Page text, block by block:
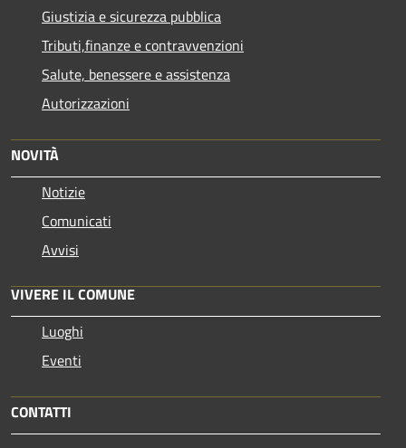
Giustizia e sicurezza pubblica
Tributi,finanze e contravvenzioni
Salute, benessere e assistenza
Autorizzazioni
NOVITÀ
Notizie
Comunicati
Avvisi
VIVERE IL COMUNE
Luoghi
Eventi
CONTATTI